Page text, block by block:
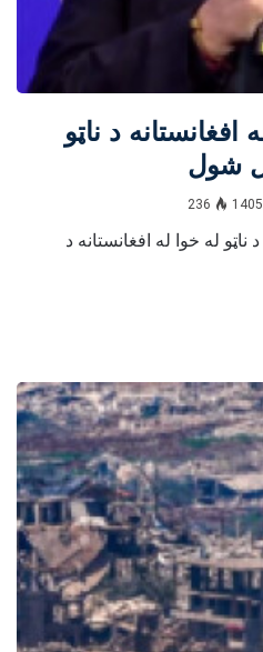
افغانستانه د ناټو
شول
236
ناټو له خوا له افغانستانه د